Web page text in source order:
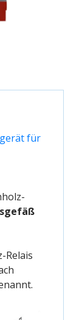
für
Relais